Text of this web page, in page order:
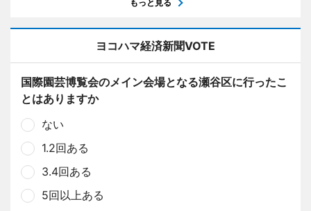
もっと見る
ヨコハマ経済新聞VOTE
国際園芸博覧会のメイン会場となる瀬谷区に行ったこ
とはありますか
ない
1.2回ある
3.4回ある
5回以上ある